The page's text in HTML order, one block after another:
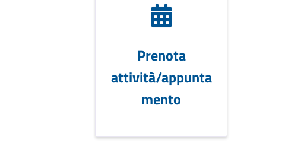
Prenota
attività/appunta
mento